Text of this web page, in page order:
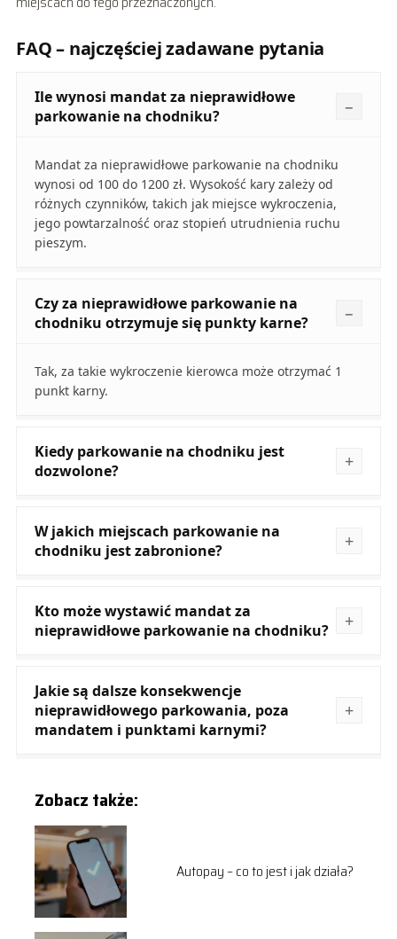
FAQ – najczęściej zadawane pytania
Ile wynosi mandat za nieprawidłowe
parkowanie na chodniku?
Mandat za nieprawidłowe parkowanie na chodniku
wynosi od 100 do 1200 zł. Wysokość kary zależy od
różnych czynników, takich jak miejsce wykroczenia,
jego powtarzalność oraz stopień utrudnienia ruchu
pieszym.
Czy za nieprawidłowe parkowanie na
chodniku otrzymuje się punkty karne?
Tak, za takie wykroczenie kierowca może otrzymać 1
punkt karny.
Kiedy parkowanie na chodniku jest
dozwolone?
W jakich miejscach parkowanie na
chodniku jest zabronione?
Kto może wystawić mandat za
nieprawidłowe parkowanie na chodniku?
Jakie są dalsze konsekwencje
nieprawidłowego parkowania, poza
mandatem i punktami karnymi?
Zobacz także:
Autopay – co to jest i jak działa?